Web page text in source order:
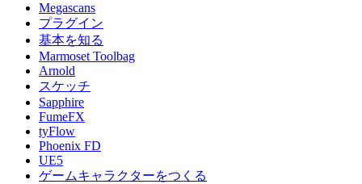
Megascans
プラグイン
基本を知る
Marmoset Toolbag
Arnold
スケッチ
Sapphire
FumeFX
tyFlow
Phoenix FD
UE5
ゲームキャラクターをつくる